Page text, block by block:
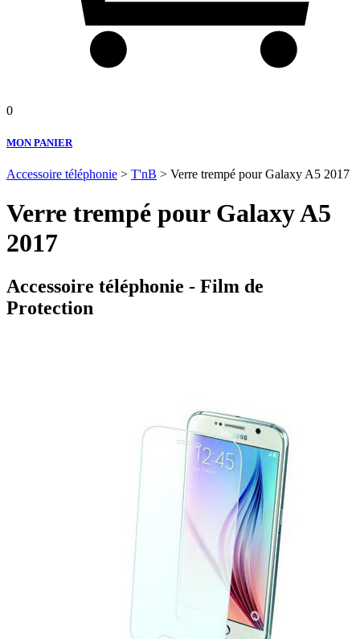
0
MON PANIER
Accessoire téléphonie > T'nB > Verre trempé pour Galaxy A5 2017
Verre trempé pour Galaxy A5
2017
Accessoire téléphonie - Film de
Protection